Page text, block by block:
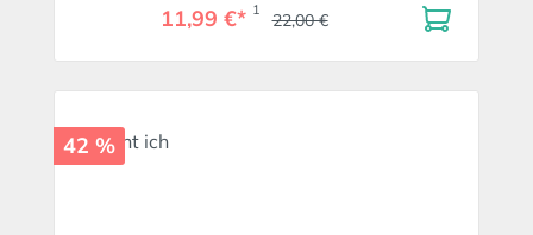
11,99 €* 1 22,00 €
42 %